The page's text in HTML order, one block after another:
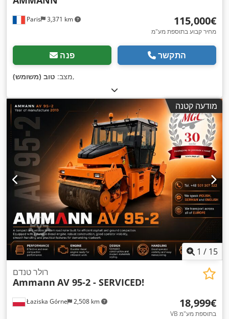
Paris 3,371 km ‏115,000 ‏€
מחיר קבוע בתוספת מע"מ
פנה התקשר
מצב: טוב (משומש) ,
מודעה קטנה
1 / 15
Łaziska Górne 2,508 km
רולר טנדם
Ammann AV 95-2 - SERVICED!
‏18,999 ‏€
VB בתוספת מע"מ